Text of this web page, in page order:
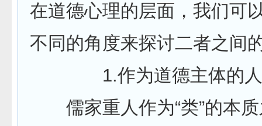
在道德心理的层面，我们可
不同的角度来探讨二者之间
1.作为道德主体的人
儒家重人作为“类”的本质